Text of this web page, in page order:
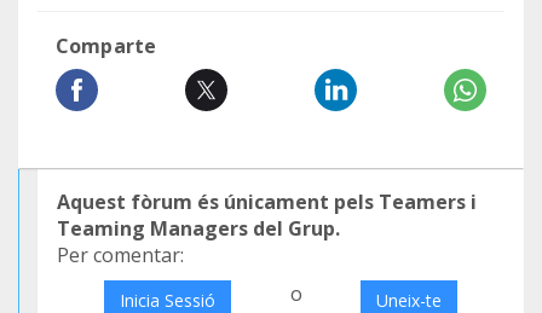
Comparte
Aquest fòrum és únicament pels Teamers i
Teaming Managers del Grup.
Per comentar:
Inicia Sessió o Uneix-te